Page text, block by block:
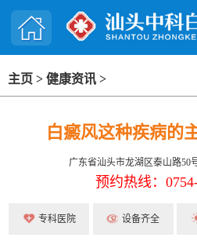
主页 > 健康资讯 >
白癜风这种疾病的
广东省汕头市龙湖区泰山路50
预约热线：
专科医院 设备齐全